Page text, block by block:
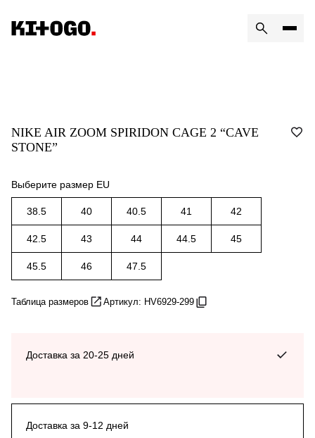
NIKE AIR ZOOM SPIRIDON CAGE 2 “CAVE
STONE”
Выберите размер EU
38.5 40 40.5 41 42
42.5 43 44 44.5 45
45.5 46 47.5
Таблица размеров Артикул: HV6929-299
Доставка за 20-25 дней
Доставка за 9-12 дней